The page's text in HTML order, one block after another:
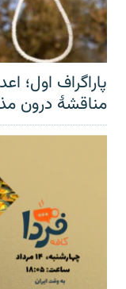
پاراگراف اول؛
مناقشهٔ درون